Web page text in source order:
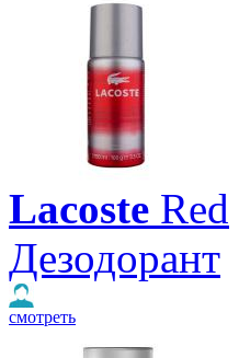
Lacoste Red
Дезодорант
смотреть